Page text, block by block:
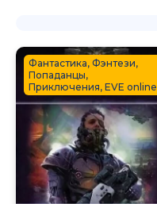
Фантастика, Фэнтези,
Попаданцы,
Приключения, EVE online